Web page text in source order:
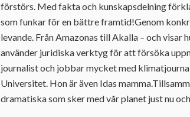
förstörs. Med fakta och kunskapsdelning
som funkar för en bättre framtid!Genom
levande. Från Amazonas till Akalla – och visar
använder juridiska verktyg för att försöka
journalist och jobbar mycket med
Universitet. Hon är även Idas
dramatiska som sker med vår planet just nu